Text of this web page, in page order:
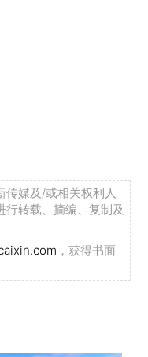
传媒及/或相关权利人
转载、摘编、复制及
，获得书面